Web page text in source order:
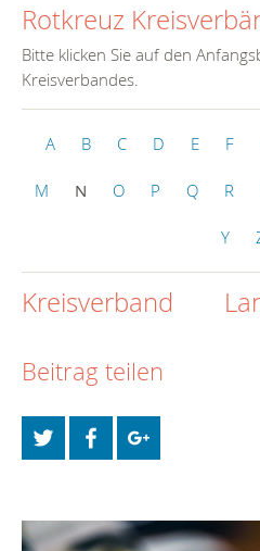
Rotkreuz
Bitte klicken Sie auf den
Kreisverbandes.
A B C D E F
M N O P Q R
Y
Kreisverband
Beitrag teilen